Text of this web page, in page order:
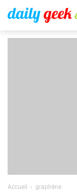
Accueil graphène